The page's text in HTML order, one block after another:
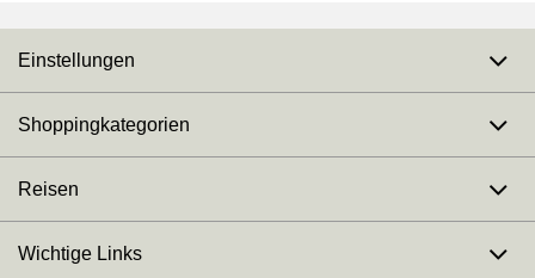
Einstellungen
Shoppingkategorien
Reisen
Wichtige Links